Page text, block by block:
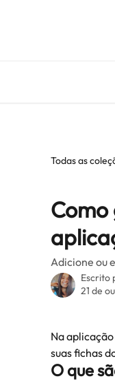
Todas as
Como
Adicione ou
Escrito
21 de
Na
suas fichas
O que